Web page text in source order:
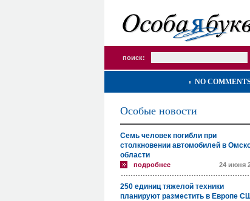
поиск:
NO
Особые новости
Семь человек погибли при
столкновении автомобилей в
области
подробнее 24 июня
250 единиц тяжелой техники
планируют разместить в Европе